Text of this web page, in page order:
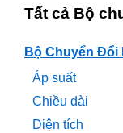
Tất cả Bộ
Bộ Chuyển Đổi
Áp suất
Chiều dài
Diện tích